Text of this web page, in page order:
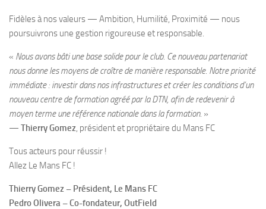
Fidèles à nos valeurs — Ambition, Humilité, Proximité — nous
poursuivrons une gestion rigoureuse et responsable.
« Nous avons bâti une base solide pour le club. Ce nouveau partenariat
nous donne les moyens de croître de manière responsable. Notre priorité
immédiate : investir dans nos infrastructures et créerles conditions d’un
nouveau centre de formation agréé par la DTN, afin de redevenir à
moyen terme une référence nationale dans la formation. »
— Thierry Gomez, président et propriétaire du Mans FC
Tous acteurs pour réussir !
Allez Le Mans FC !
Thierry Gomez – Président, Le Mans FC
Pedro Olivera – Co-fondateur, OutField